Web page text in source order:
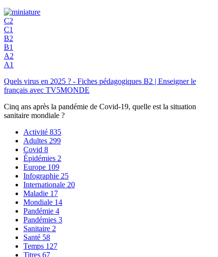
C2
C1
B2
B1
A2
A1
Quels virus en 2025 ? - Fiches pédagogiques B2 | Enseigner le
français avec TV5MONDE
Cinq ans après la pandémie de Covid-19, quelle est la situation
sanitaire mondiale ?
Activité 835
Adultes 299
Covid 8
Épidémies 2
Europe 109
Infographie 25
Internationale 20
Maladie 17
Mondiale 14
Pandémie 4
Pandémies 3
Sanitaire 2
Santé 58
Temps 127
Titres 67